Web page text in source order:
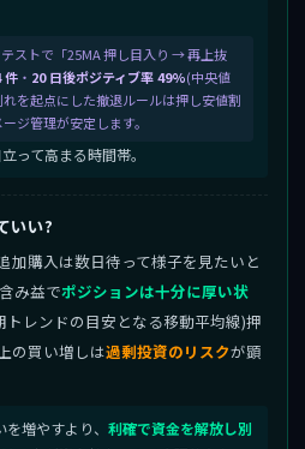
ストで「25MA 押し目入り → 再上抜
件 ・ 20 日後ポジティブ率 49%(中央値
を起点にした撤退ルールは押し安値割
ジ管理が安定します。
って高まる時間帯。
いい?
加購入は数日待って様子を見たいと
み益でポジションは十分に厚い状
トレンドの目安となる移動平均線)押
の買い増しは過剰投資のリスクが顕
増やすより、 利確で資金を解放し別